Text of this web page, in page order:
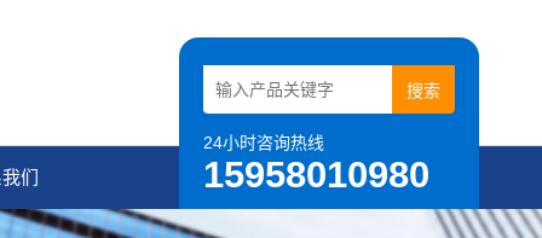
24小时咨询热线
15958010980
们